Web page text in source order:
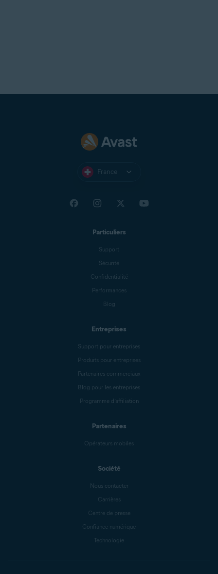
France
Particuliers
Support
Sécurité
Confidentialité
Performances
Blog
Entreprises
Support pour entreprises
Produits pour entreprises
Partenaires commerciaux
Blog pour les entreprises
Programme d’affiliation
Partenaires
Opérateurs mobiles
Société
Nous contacter
Carrières
Centre de presse
Confiance numérique
Technologie